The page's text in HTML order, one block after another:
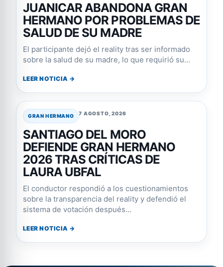
JUANICAR ABANDONA GRAN
HERMANO POR PROBLEMAS DE
SALUD DE SU MADRE
El participante dejó el reality tras ser informado
sobre la salud de su madre, lo que requirió su...
LEER NOTICIA →
GRAN HERMANO 7 AGOSTO, 2026
SANTIAGO DEL MORO
DEFIENDE GRAN HERMANO
2026 TRAS CRÍTICAS DE
LAURA UBFAL
El conductor respondió a los cuestionamientos
sobre la transparencia del reality y defendió el
sistema de votación después...
LEER NOTICIA →